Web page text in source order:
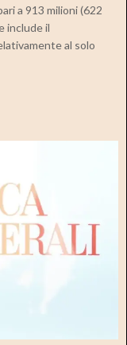
a 913 milioni (622
include il
al solo